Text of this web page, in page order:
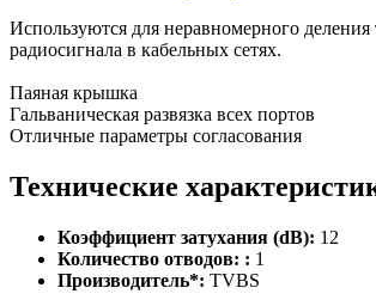
Используются для неравномерного деления
радиосигнала в кабельных сетях.
Паяная крышка
Гальваническая развязка всех портов
Отличные параметры согласования
Технические
Коэффициент затухания (dB): 12
Количество отводов: : 1
Производитель*: TVBS